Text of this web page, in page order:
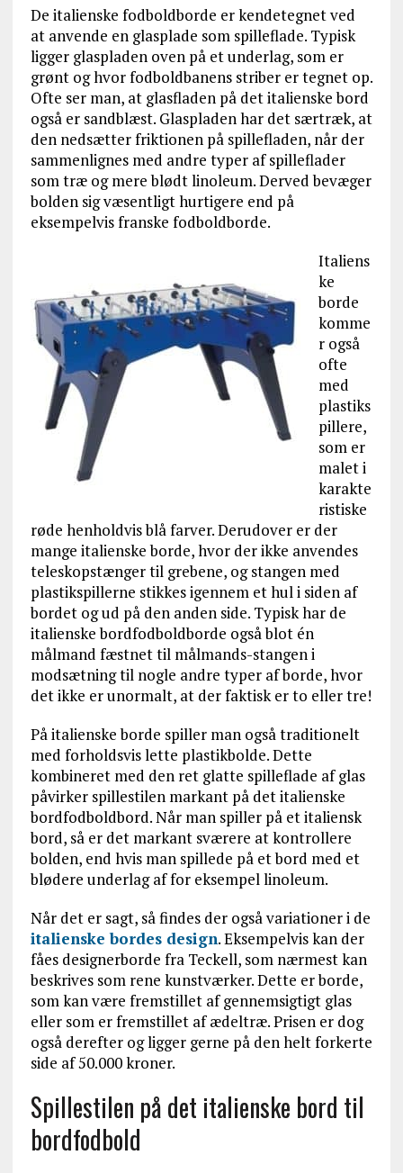
De italienske fodboldborde er kendetegnet ved
at anvende en glasplade som spilleflade. Typisk
ligger glaspladen oven på et underlag, som er
grønt og hvor fodboldbanens striber er tegnet op.
Ofte ser man, at glasfladen på det italienske bord
også er sandblæst. Glaspladen har det særtræk, at
den nedsætter friktionen på spillefladen, når der
sammenlignes med andre typer af spilleflader
som træ og mere blødt linoleum. Derved bevæger
bolden sig væsentligt hurtigere end på
eksempelvis franske fodboldborde.
Italiens
ke
borde
komme
r også
ofte
med
plastiks
pillere,
som er
malet i
karakte
ristiske
røde henholdvis blå farver. Derudover er der
mange italienske borde, hvor der ikke anvendes
teleskopstænger til grebene, og stangen med
plastikspillerne stikkes igennem et hul i siden af
bordet og ud på den anden side. Typisk har de
italienske bordfodboldborde også blot én
målmand fæstnet til målmands-stangen i
modsætning til nogle andre typer af borde, hvor
det ikke er unormalt, at der faktisk er to eller tre!
På italienske borde spiller man også traditionelt
med forholdsvis lette plastikbolde. Dette
kombineret med den ret glatte spilleflade af glas
påvirker spillestilen markant på det italienske
bordfodboldbord. Når man spiller på et italiensk
bord, så er det markant sværere at kontrollere
bolden, end hvis man spillede på et bord med et
blødere underlag af for eksempel linoleum.
Når det er sagt, så findes der også variationer i de
italienske bordes design. Eksempelvis kan der
fåes designerborde fra Teckell, som nærmest kan
beskrives som rene kunstværker. Dette er borde,
som kan være fremstillet af gennemsigtigt glas
eller som er fremstillet af ædeltræ. Prisen er dog
også derefter og ligger gerne på den helt forkerte
side af 50.000 kroner.
Spillestilen på det italienske bord til
bordfodbold